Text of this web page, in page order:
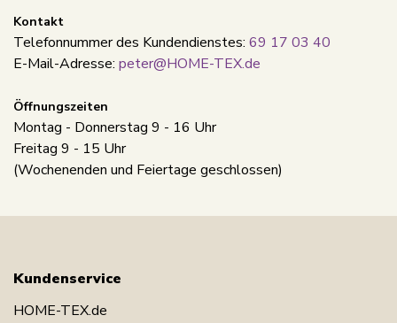
Kontakt
Telefonnummer des Kundendienstes: 69 17 03 40
E-Mail-Adresse: peter@HOME-TEX.de
Öffnungszeiten
Montag - Donnerstag 9 - 16 Uhr
Freitag 9 - 15 Uhr
(Wochenenden und Feiertage geschlossen)
Kundenservice
HOME-TEX.de